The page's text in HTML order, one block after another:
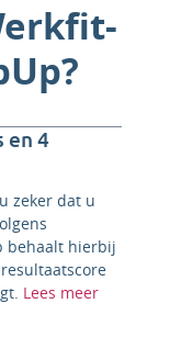
en 4
zeker dat u
behaalt hierbij
Lees meer